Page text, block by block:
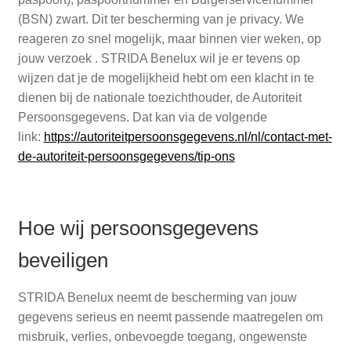
(BSN) zwart. Dit ter bescherming van je privacy. We
reageren zo snel mogelijk, maar binnen vier weken, op
jouw verzoek . STRIDA Benelux wil je er tevens op
wijzen dat je de mogelijkheid hebt om een klacht in te
dienen bij de nationale toezichthouder, de Autoriteit
Persoonsgegevens. Dat kan via de volgende
link: https://autoriteitpersoonsgegevens.nl/nl/contact-met-
de-autoriteit-persoonsgegevens/tip-ons
Hoe wij persoonsgegevens
beveiligen
STRIDA Benelux neemt de bescherming van jouw
gegevens serieus en neemt passende maatregelen om
misbruik, verlies, onbevoegde toegang, ongewenste